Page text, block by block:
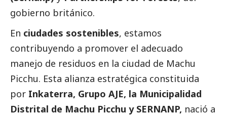
gobierno británico.
En ciudades sostenibles, estamos
contribuyendo a promover el adecuado
manejo de residuos en la ciudad de Machu
Picchu. Esta alianza estratégica constituida
por Inkaterra, Grupo AJE, la Municipalidad
Distrital de Machu Picchu y SERNANP, nació a